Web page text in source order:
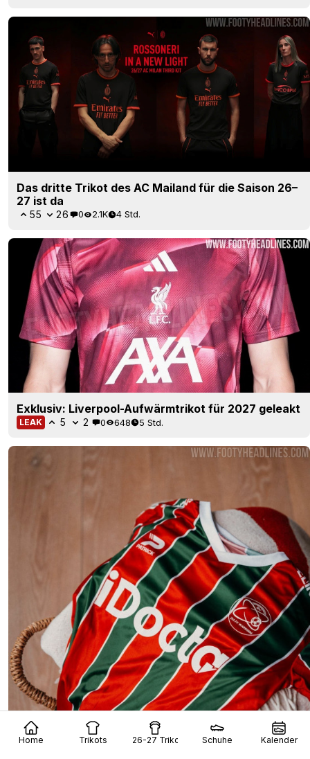
Home Trikots 26-27 Trikots Schuhe Kalender
Das dritte Trikot des AC Mailand für die Saison 26–
27 ist da
55 26 0 2.1K 4 Std.
Exklusiv: Liverpool-Aufwärmtrikot für 2027 geleakt
LEAK 5 2 0 648 5 Std.